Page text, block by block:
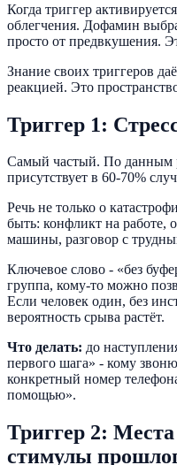
Когда триггер
облегчения. Дофамин
просто от предвкушения.
Знание своих триггеров
реакцией. Это
Триггер 1:
Самый частый. По данным
присутствует в 60-70%
Речь не только о
быть: конфликт на работе,
машины, разговор с
Ключевое слово - «без
группа, кому-то можно
Если человек один, без
вероятность срыва растёт.
Что делать: до
первого шага» - кому
конкретный номер
помощью».
Триггер 2:
стимулы